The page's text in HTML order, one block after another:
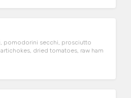
pomodorini secchi, prosciutto
dried tomatoes, raw ham